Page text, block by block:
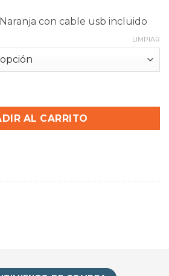
con cable usb incluido
LIMPIAR
Hongo Vintage Calida Fria Con
AL CARRITO